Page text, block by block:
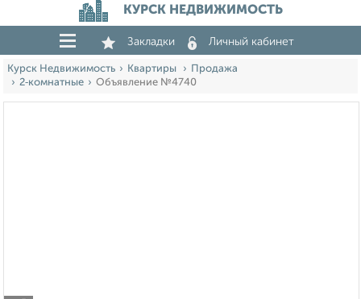
КУРСК НЕДВИЖИМОСТЬ
Закладки Личный кабинет
Курск Недвижимость Квартиры
Продажа
2‑комнатные
Объявление №4740